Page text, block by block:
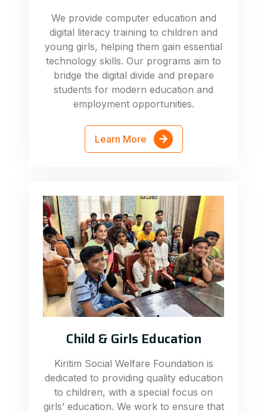
We provide computer education and
digital literacy training to children and
young girls, helping them gain essential
technology skills. Our programs aim to
bridge the digital divide and prepare
students for modern education and
employment opportunities.
Learn More
Child & Girls Education
Kiritim Social Welfare Foundation is
dedicated to providing quality education
to children, with a special focus on
girls’ education. We work to ensure that